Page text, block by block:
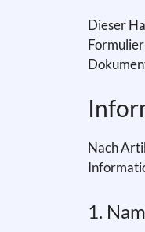
Dieser
Nach
1.